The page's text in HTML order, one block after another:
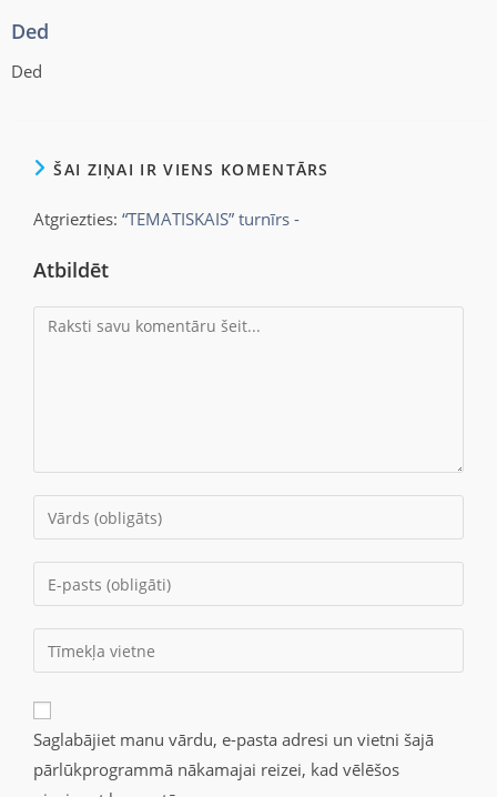
Ded
Ded
ŠAI ZIŅAI IR VIENS KOMENTĀRS
Atgriezties: “TEMATISKAIS” turnīrs -
Atbildēt
Saglabājiet manu vārdu, e-pasta adresi un vietni šajā
pārlūkprogrammā nākamajai reizei, kad vēlēšos